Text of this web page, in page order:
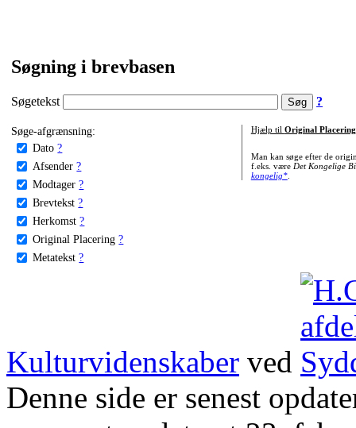
Søgning i brevbasen
Søgetekst ?
Søge-afgrænsning:
Dato ?
Afsender ?
Modtager ?
Brevtekst ?
Herkomst ?
Original Placering ?
Metatekst ?
Hjælp til Original Placering
Man kan søge efter de
f.eks. være Det Kongelige
kongelig*.
Kulturvidenskaber ved
Denne side er senest